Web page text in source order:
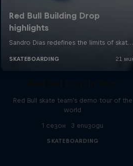
Red Bull skate team's demo tour of the
world
1 сезон · 3 епизоди
SKATEBOARDING